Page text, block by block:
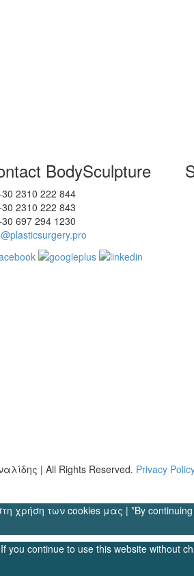
BodySculpture
2310 222 844
2310 222 843
697 294 1230
| All Rights Reserved. Pri­vacy
χρήση των cookies μας | *By
continue to use this website without